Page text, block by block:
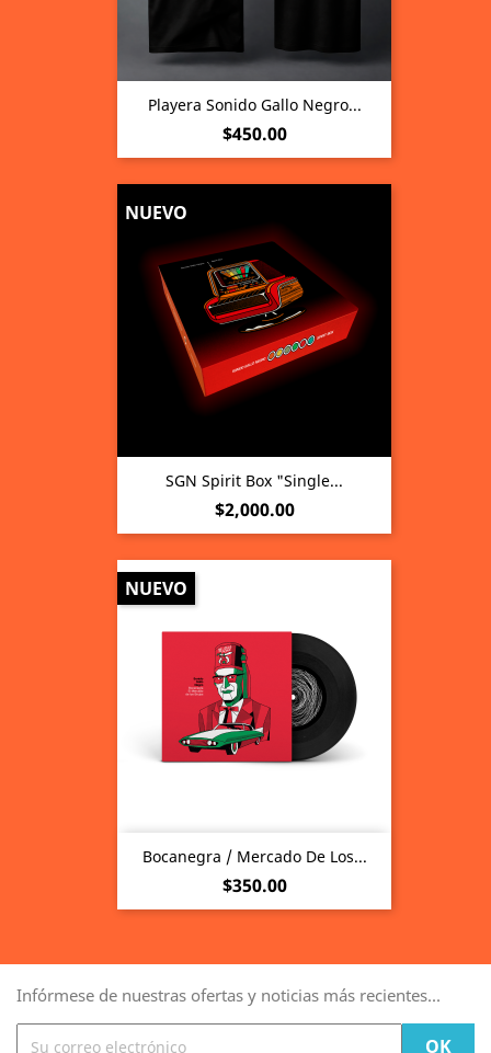
Playera Sonido Gallo Negro...
Precio
$450.00
SGN Spirit Box "Single...
Precio
$2,000.00
NUEVO
Bocanegra / Mercado De Los...
Precio
$350.00
NUEVO
Infórmese de nuestras ofertas y noticias más recientes...